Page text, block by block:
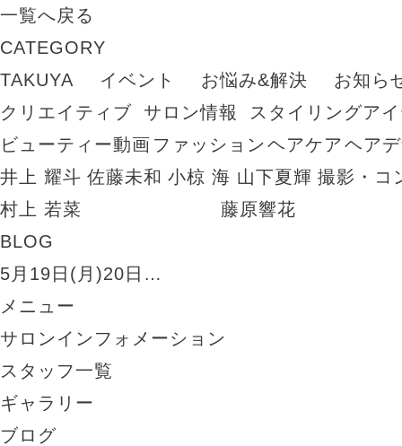
一覧へ戻る
CATEGORY
TAKUYA
イベント お悩み&解決
お知ら
クリエイティブ
サロン情報
スタイリングア
ビューティー動画 ファッションヘアケアヘア
井上 耀斗 佐藤未和 小椋 海 山下夏輝 撮影・コ
村上 若菜
藤原響花
BLOG
5月19日(月)20日…
メニュー
サロンインフォメーション
スタッフ一覧
ギャラリー
ブログ